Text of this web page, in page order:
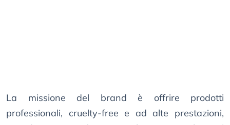
La missione del brand è offrire prodotti
professionali, cruelty-free e ad alte prestazioni,